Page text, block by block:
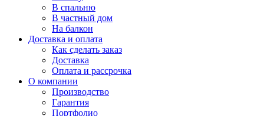
В спальню
В частный дом
На балкон
Доставка и оплата
Как сделать заказ
Доставка
Оплата и рассрочка
О компании
Производство
Гарантия
Портфолио